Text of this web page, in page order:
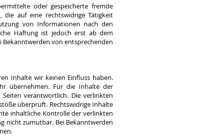
oder gespeicherte fremde
auf eine rechtswidrige Tätigkeit
von Informationen nach den
Haftung ist jedoch erst ab dem
von entsprechenden
Inhalte wir keinen Einfluss haben.
übernehmen. Für die Inhalte der
verantwortlich. Die verlinkten
überprüft. Rechtswidrige Inhalte
inhaltliche Kontrolle der verlinkten
nicht zumutbar. Bei Bekanntwerden